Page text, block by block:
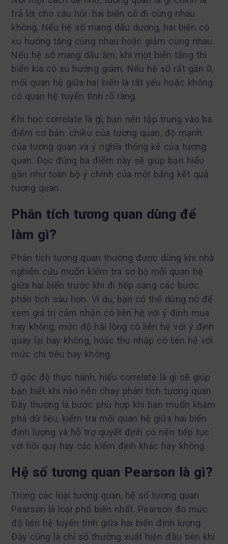
trả lời cho câu hỏi: hai biến có đi cùng nhau
không. Nếu hệ số mang dấu dương, hai biến có
xu hướng tăng cùng nhau hoặc giảm cùng nhau.
Nếu hệ số mang dấu âm, khi một biến tăng thì
biến kia có xu hướng giảm. Nếu hệ số rất gần 0,
mối quan hệ giữa hai biến là rất yếu hoặc không
có quan hệ tuyến tính rõ ràng.
Khi học correlate là gì, bạn nên tập trung vào ba
điểm cơ bản: chiều của tương quan, độ mạnh
của tương quan và ý nghĩa thống kê của tương
quan. Đọc đúng ba điểm này sẽ giúp bạn hiểu
gần như toàn bộ ý chính của một bảng kết quả
tương quan.
Phân tích tương quan dùng để
làm gì?
Phân tích tương quan thường được dùng khi nhà
nghiên cứu muốn kiểm tra sơ bộ mối quan hệ
giữa hai biến trước khi đi tiếp sang các bước
phân tích sâu hơn. Ví dụ, bạn có thể dùng nó để
xem giá trị cảm nhận có liên hệ với ý định mua
hay không, mức độ hài lòng có liên hệ với ý định
quay lại hay không, hoặc thu nhập có liên hệ với
mức chi tiêu hay không.
Ở góc độ thực hành, hiểu correlate là gì sẽ giúp
bạn biết khi nào nên chạy phân tích tương quan.
Đây thường là bước phù hợp khi bạn muốn khám
phá dữ liệu, kiểm tra mối quan hệ giữa hai biến
định lượng và hỗ trợ quyết định có nên tiếp tục
với hồi quy hay các kiểm định khác hay không.
Hệ số tương quan Pearson là gì?
Trong các loại tương quan, hệ số tương quan
Pearson là loại phổ biến nhất. Pearson đo mức
độ liên hệ tuyến tính giữa hai biến định lượng.
Đây cũng là chỉ số thường xuất hiện đầu tiên khi